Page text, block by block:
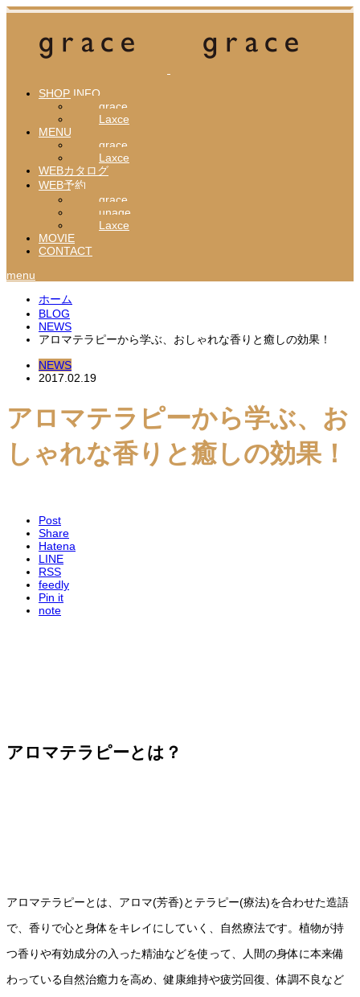
SHOP INFO
grace
Laxce
MENU
grace
Laxce
WEBカタログ
WEB予約
grace
unage
Laxce
MOVIE
CONTACT
menu
ホーム
BLOG
NEWS
アロマテラピーから学ぶ、おしゃれな香りと癒しの効果！
NEWS
2017.02.19
アロマテラピーから学ぶ、お
しゃれな香りと癒しの効果！
Post
Share
Hatena
LINE
RSS
feedly
Pin it
note
アロマテラピーとは？
アロマテラピーとは、アロマ(芳香)とテラピー(療法)を合わせた造語
で、香りで心と身体をキレイにしていく、自然療法です。植物が持
つ香りや有効成分の入った精油などを使って、人間の身体に本来備
わっている自然治癒力を高め、健康維持や疲労回復、体調不良など